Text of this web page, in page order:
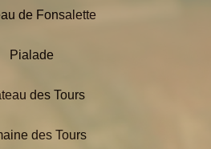
de Fonsalette
Pialade
des Tours
des Tours